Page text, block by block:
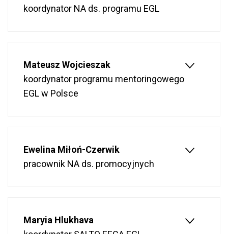
koordynator NA ds. programu EGL
Mateusz Wojcieszak
koordynator programu mentoringowego
EGL w Polsce
Ewelina Miłoń-Czerwik
pracownik NA ds. promocyjnych
Maryia Hlukhava